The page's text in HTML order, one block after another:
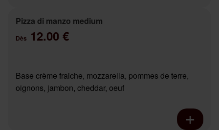
Pizza di manzo medium
Dès 12.00 €
Base crème fraiche, mozzarella, pommes de terre,
oignons, jambon, cheddar, oeuf